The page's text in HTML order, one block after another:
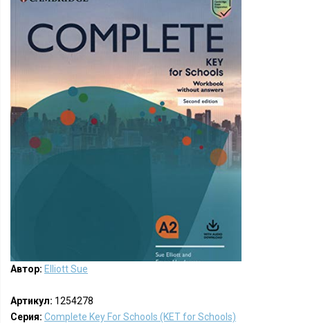
Автор: Elliott Sue
Артикул: 1254278
Серия: Complete Key For Schools (KET for Schools)